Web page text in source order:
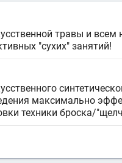
травы и
"сухих" занятий!
максимально
техники броска/